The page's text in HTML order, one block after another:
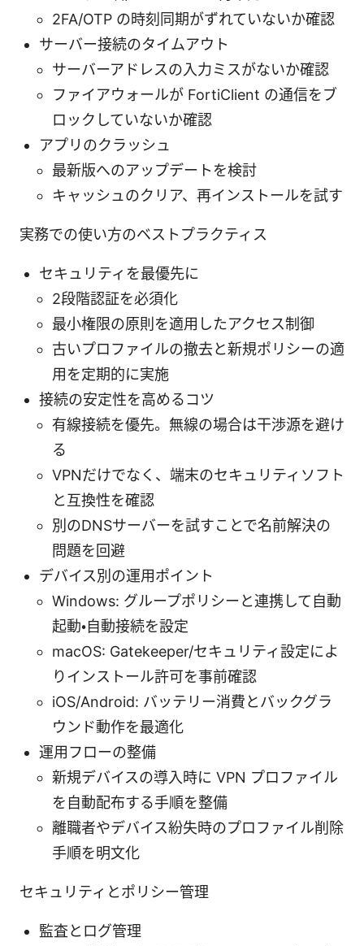
2FA/OTP の時刻同期がずれていないか確認
サーバー接続のタイムアウト
サーバーアドレスの入力ミスがないか確認
ファイアウォールが FortiClient の通信をブ
ロックしていないか確認
アプリのクラッシュ
最新版へのアップデートを検討
キャッシュのクリア、再インストールを試す
実務での使い方のベストプラクティス
セキュリティを最優先に
2段階認証を必須化
最小権限の原則を適用したアクセス制御
古いプロファイルの撤去と新規ポリシーの適
用を定期的に実施
接続の安定性を高めるコツ
有線接続を優先。無線の場合は干渉源を避け
る
VPNだけでなく、端末のセキュリティソフト
と互換性を確認
別のDNSサーバーを試すことで名前解決の
問題を回避
デバイス別の運用ポイント
Windows: グループポリシーと連携して自動
起動・自動接続を設定
macOS: Gatekeeper/セキュリティ設定によ
りインストール許可を事前確認
iOS/Android: バッテリー消費とバックグラ
ウンド動作を最適化
運用フローの整備
新規デバイスの導入時に VPN プロファイル
を自動配布する手順を整備
離職者やデバイス紛失時のプロファイル削除
手順を明文化
セキュリティとポリシー管理
監査とログ管理